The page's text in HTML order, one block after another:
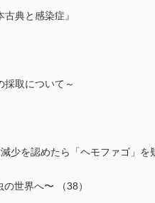
典と感染症』
取について～
を認めたら「ヘモファゴ」を
世界へ〜 （38）